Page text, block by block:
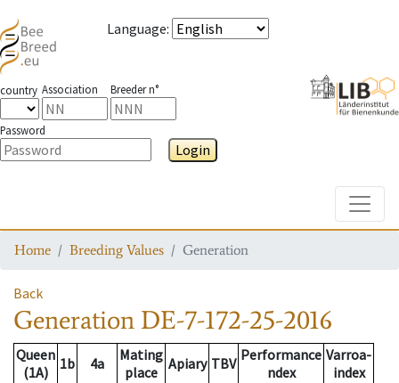
Language:
country Association Breeder n°
Password
Login
Home Breeding Values Generation
Back
Generation DE-7-172-25-2016
Queen
(1A)
1b 4a
Mating
place Apiary TBV Performance
ndex
Varroa-
index